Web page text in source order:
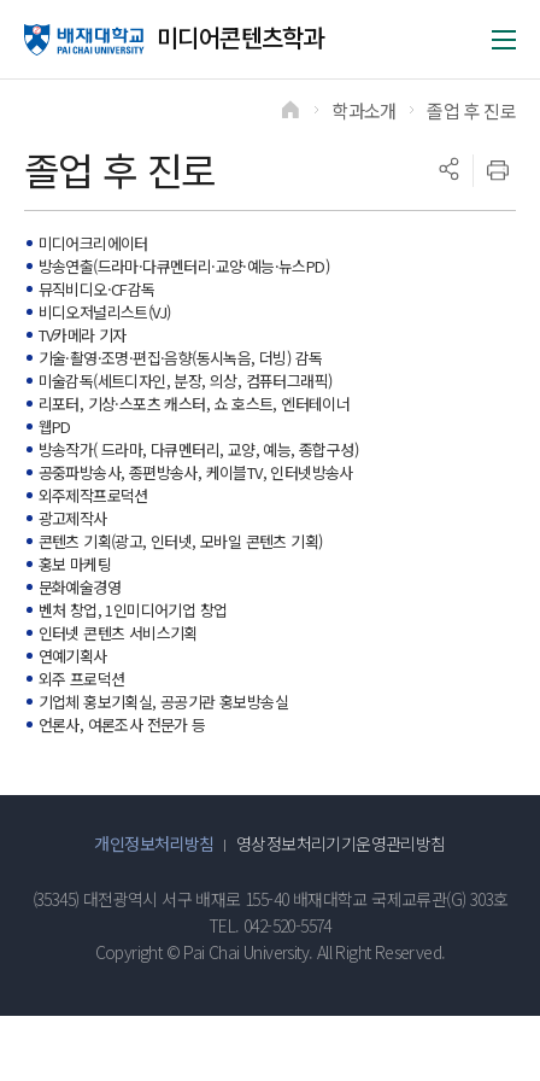
미디어콘텐츠학과
졸업 후 진로
학과소개 졸업 후 진로
미디어크리에이터
방송연출(드라마·다큐멘터리·교양·예능·뉴스PD)
뮤직비디오·CF감독
비디오저널리스트(VJ)
TV카메라 기자
기술·촬영·조명·편집·음향(동시녹음, 더빙) 감독
미술감독(세트디자인, 분장, 의상, 컴퓨터그래픽)
리포터, 기상·스포츠 캐스터, 쇼 호스트, 엔터테이너
웹PD
방송작가( 드라마, 다큐멘터리, 교양, 예능, 종합구성)
공중파방송사, 종편방송사, 케이블TV, 인터넷방송사
외주제작프로덕션
광고제작사
콘텐츠 기획(광고, 인터넷, 모바일 콘텐츠 기획)
홍보 마케팅
문화예술경영
벤처 창업, 1인미디어기업 창업
인터넷 콘텐츠 서비스기획
연예기획사
외주 프로덕션
기업체 홍보기획실, 공공기관 홍보방송실
언론사, 여론조사 전문가 등
개인정보처리방침 영상정보처리기기운영관리방침
(35345) 대전광역시 서구 배재로 155-40 배재대학교 국제교류관(G) 303호
TEL. 042-520-5574
Copyright © Pai Chai University. All Right Reserved.